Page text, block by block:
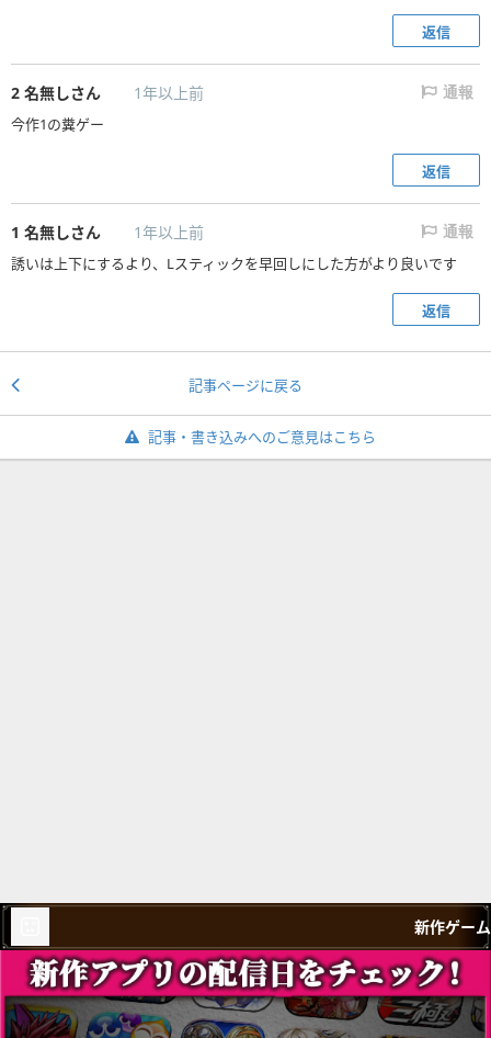
返信
2 名無しさん 1年以上前 通報
今作1の糞ゲー
返信
1 名無しさん 1年以上前 通報
誘いは上下にするより、Lスティックを早回しにした方がより良いです
返信
記事ページに戻る
記事・書き込みへのご意見はこちら
新作ゲーム